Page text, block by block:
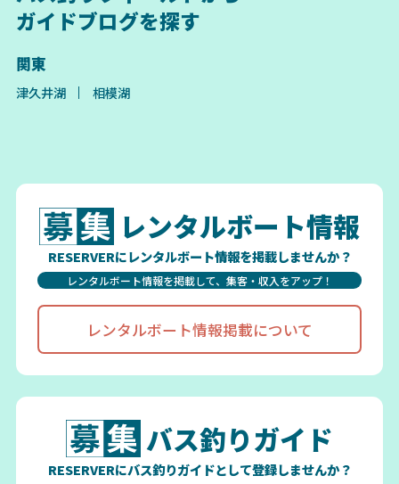
ガイドブログを探す
関東
津久井湖 相模湖
レンタルボート情報
RESERVERにレンタルボート情報を掲載しませんか？
レンタルボート情報を掲載して、集客・収入をアップ！
レンタルボート情報掲載について
バス釣りガイド
RESERVERにバス釣りガイドとして登録しませんか？